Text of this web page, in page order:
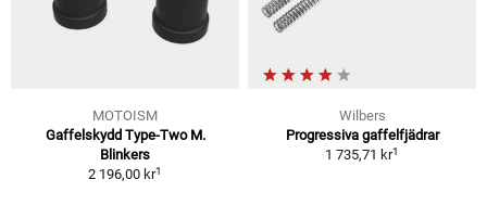
MOTOISM
Gaffelskydd Type-Two M.
Blinkers
2 196,00 kr1
Wilbers
Progressiva gaffelfjädrar
1 735,71 kr1